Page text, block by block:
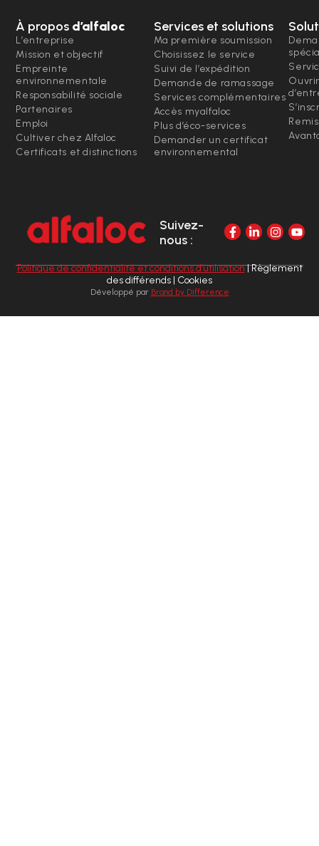
À propos d’alfaloc
L’entreprise
Mission et objectif
Empreinte
environnementale
Responsabilité sociale
Partenaires
Emploi
Cultiver chez Alfaloc
Certificats et distinctions
Services et solutions
Ma première soumission
Choisissez le service
Suivi de l’expédition
Demande de ramassage
Services complémentaires
Accès myalfaloc
Plus d’éco-services
Demander un certificat
environnemental
Suivez-
nous :
Politique de confidentialité et conditions d’utilisation| Règlement
des différends | Cookies
Développé par Brand by Difference